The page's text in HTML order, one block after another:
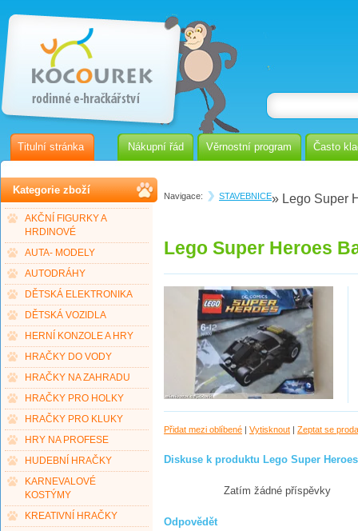
Titulní stránka Nákupní řád Věrnostní program Často
Kategorie zboží
AKČNÍ FIGURKY A
HRDINOVÉ
AUTA- MODELY
AUTODRÁHY
DĚTSKÁ ELEKTRONIKA
DĚTSKÁ VOZIDLA
HERNÍ KONZOLE A HRY
HRAČKY DO VODY
HRAČKY NA ZAHRADU
HRAČKY PRO HOLKY
HRAČKY PRO KLUKY
HRY NA PROFESE
HUDEBNÍ HRAČKY
KARNEVALOVÉ
KOSTÝMY
KREATIVNÍ HRAČKY
Navigace: STAVEBNICE» Lego Super
Lego Super Heroes
Přidat mezi oblíbené | Vytisknout | Zeptat se
Diskuse k produktu Lego Super
Zatím žádné příspěvky
Odpovědět